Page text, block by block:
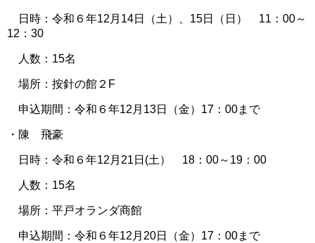
日時：令和６年12月14日（土）、15日（日） 11：00～
12：30
人数：15名
場所：按針の館２F
申込期間：令和６年12月13日（金）17：00まで
・陳 飛豪
日時：令和６年12月21日(土） 18：00～19：00
人数：15名
場所：平戸オランダ商館
申込期間：令和６年12月20日（金）17：00まで